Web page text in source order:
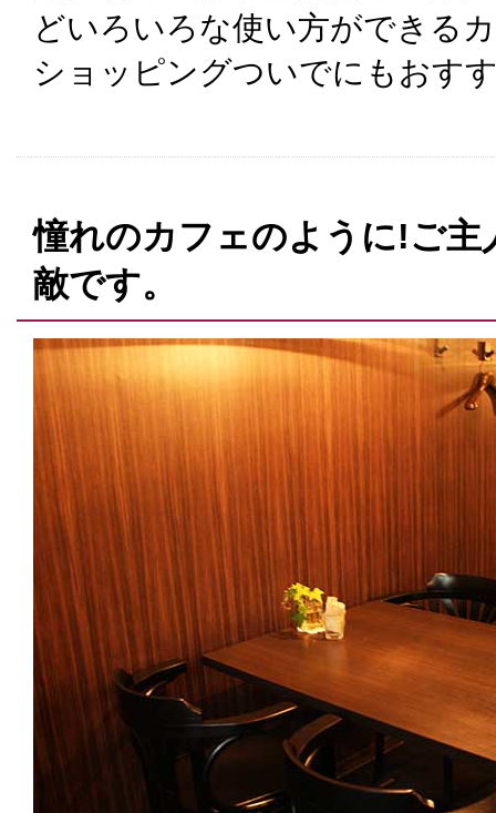
どいろいろな使い方ができる
ショッピングついでにもおす
憧れのカフェのように!ご主
敵です。